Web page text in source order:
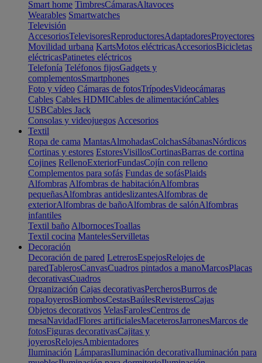
Smart home TimbresCámarasAltavoces
Wearables Smartwatches
Televisión
AccesoriosTelevisoresReproductoresAdaptadoresProyectores
Movilidad urbana KartsMotos eléctricasAccesoriosBicicletas
eléctricasPatinetes eléctricos
Telefonía Teléfonos fijosGadgets y
complementosSmartphones
Foto y vídeo Cámaras de fotosTrípodesVideocámaras
Cables Cables HDMICables de alimentaciónCables
USBCables Jack
Consolas y videojuegos Accesorios
Textil
Ropa de cama MantasAlmohadasColchasSábanasNórdicos
Cortinas y estores EstoresVisillosCortinasBarras de cortina
Cojines RellenoExteriorFundasCojín con relleno
Complementos para sofás Fundas de sofásPlaids
Alfombras Alfombras de habitaciónAlfombras
pequeñasAlfombras antideslizantesAlfombras de
exteriorAlfombras de bañoAlfombras de salónAlfombras
infantiles
Textil baño AlbornocesToallas
Textil cocina MantelesServilletas
Decoración
Decoración de pared LetrerosEspejosRelojes de
paredTablerosCanvasCuadros pintados a manoMarcosPlacas
decorativasCuadros
Organización Cajas decorativasPercherosBurros de
ropaJoyerosBiombosCestasBaúlesRevisterosCajas
Objetos decorativos VelasFarolesCentros de
mesaNavidadFlores artificialesMaceterosJarronesMarcos de
fotosFiguras decorativasCajitas y
joyerosRelojesAmbientadores
Iluminación LámparasIluminación decorativaIluminación para